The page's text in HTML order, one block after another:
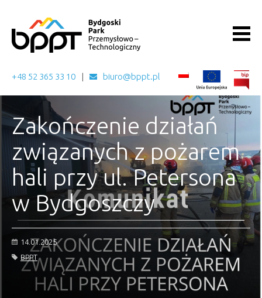
+48 52 365 33 10 biuro@bppt.pl
Zakończenie działań
związanych z pożarem
hali przy ul. Petersona
w Bydgoszczy
14.01.2025
BPPT